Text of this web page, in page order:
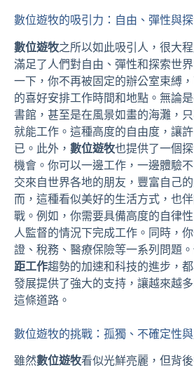
數位遊牧的吸引力：自由、彈性與
數位遊牧之所以如此吸引人，很大
滿足了人們對自由、彈性和探索世
一下，你不再被固定的辦公室束縛
的喜好安排工作時間和地點。無論
書館，甚至是在風景如畫的海灘，
就能工作。這種高度的自由度，讓
已。此外， 數位遊牧也提供了一個
機會。你可以一邊工作，一邊體驗
交來自世界各地的朋友，豐富自己
而，這種看似美好的生活方式，也
戰。例如，你需要具備高度的自律
人監督的情況下完成工作。同時，
證、稅務、醫療保險等一系列問題。
距工作趨勢的加速和科技的進步，
發展提供了強大的支持，讓越來越
這條道路。
數位遊牧的挑戰：孤獨、不確定性
雖然數位遊牧看似光鮮亮麗，但背